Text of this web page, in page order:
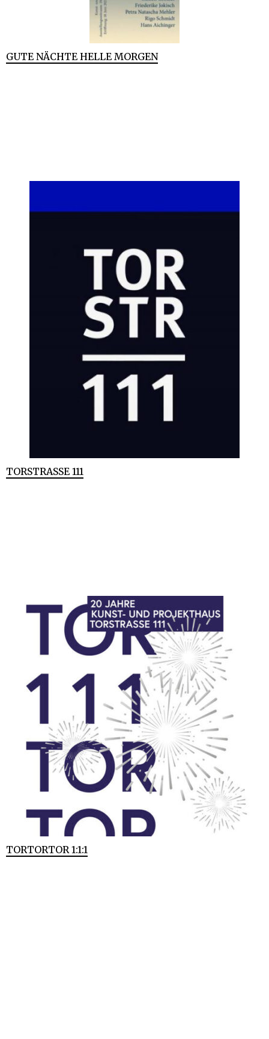
GUTE NÄCHTE HELLE MORGEN
TORSTRASSE 111
TORTORTOR 1:1:1